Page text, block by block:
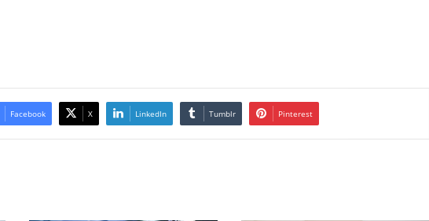
Facebook X LinkedIn Tumblr Pinterest